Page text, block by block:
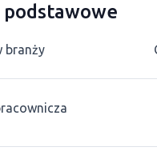
branży